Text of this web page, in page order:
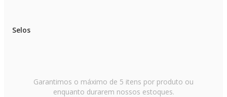
Selos
Garantimos o máximo de 5 itens por produto ou
enquanto durarem nossos estoques.